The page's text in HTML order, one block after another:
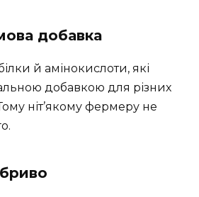
добавка
й амінокислоти, які
добавкою для різних
ніт’якому фермеру не